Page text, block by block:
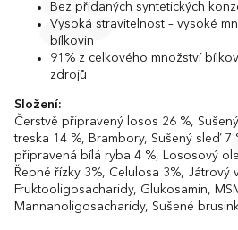
Bez přidaných syntetických
Vysoká stravitelnost – vysoké
bílkovin
91% z celkového množství
zdrojů
Složení:
Čerstvě připravený losos 26 %,
treska 14 %, Brambory, Sušený sleď 7
připravená bílá ryba 4 %, Lososový
Řepné řízky 3%, Celulosa 3%, Játrový
Fruktooligosacharidy, Glukosamin,
Mannanoligosacharidy, Sušené